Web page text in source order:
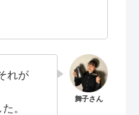
れが
。